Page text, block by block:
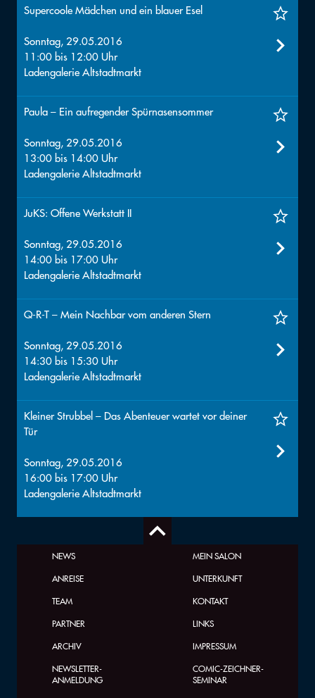
Supercoole Mädchen und ein blauer Esel
Sonntag, 29.05.2016
11:00 bis 12:00 Uhr
Ladengalerie Altstadtmarkt
Paula – Ein aufregender Spürnasensommer
Sonntag, 29.05.2016
13:00 bis 14:00 Uhr
Ladengalerie Altstadtmarkt
JuKS: Offene Werkstatt II
Sonntag, 29.05.2016
14:00 bis 17:00 Uhr
Ladengalerie Altstadtmarkt
Q-R-T – Mein Nachbar vom anderen Stern
Sonntag, 29.05.2016
14:30 bis 15:30 Uhr
Ladengalerie Altstadtmarkt
Kleiner Strubbel – Das Abenteuer wartet vor deiner
Tür
Sonntag, 29.05.2016
16:00 bis 17:00 Uhr
Ladengalerie Altstadtmarkt
NEWS
MEIN SALON
ANREISE
UNTERKUNFT
TEAM
KONTAKT
PARTNER
LINKS
ARCHIV
IMPRESSUM
NEWSLETTER-
ANMELDUNG
COMIC-ZEICHNER-
SEMINAR